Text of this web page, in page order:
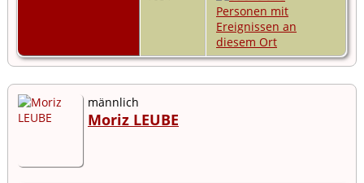
männlich
Moriz LEUBE